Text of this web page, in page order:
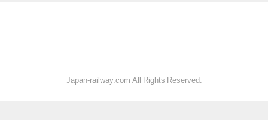
Japan-railway.com All Rights Reserved.